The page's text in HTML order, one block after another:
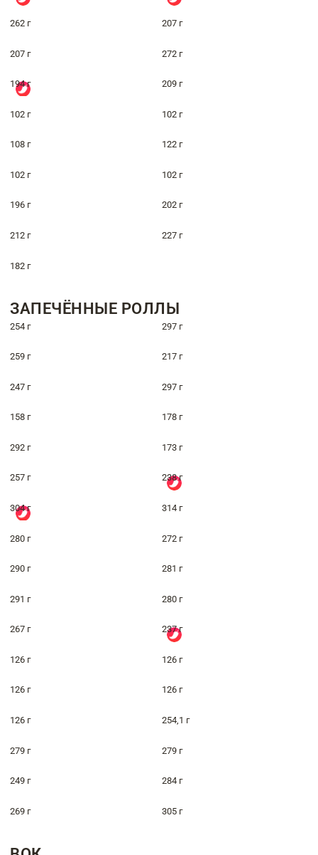
262 г 207 г
207 г 272 г
194 г 209 г
102 г 102 г
108 г 122 г
102 г 102 г
196 г 202 г
212 г 227 г
182 г
ЗАПЕЧЁННЫЕ РОЛЛЫ
254 г 297 г
259 г 217 г
247 г 297 г
158 г 178 г
292 г 173 г
257 г 238 г
304 г 314 г
280 г 272 г
290 г 281 г
291 г 280 г
267 г 237 г
126 г 126 г
126 г 126 г
126 г 254,1 г
279 г 279 г
249 г 284 г
269 г 305 г